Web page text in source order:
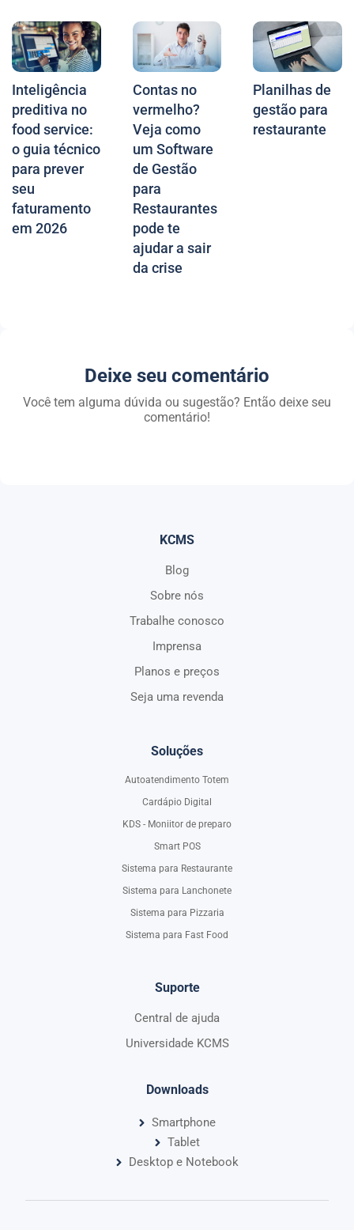
Inteligência
preditiva no
food service:
o guia técnico
para prever
seu
faturamento
em 2026
Contas no
vermelho?
Veja como
um Software
de Gestão
para
Restaurantes
pode te
ajudar a sair
da crise
Planilhas de
gestão para
restaurante
Deixe seu comentário
Você tem alguma dúvida ou sugestão? Então deixe seu
comentário!
KCMS
Blog
Sobre nós
Trabalhe conosco
Imprensa
Planos e preços
Seja uma revenda
Soluções
Autoatendimento Totem
Cardápio Digital
KDS - Moniitor de preparo
Smart POS
Sistema para Restaurante
Sistema para Lanchonete
Sistema para Pizzaria
Sistema para Fast Food
Suporte
Central de ajuda
Universidade KCMS
Downloads
Smartphone
Tablet
Desktop e Notebook